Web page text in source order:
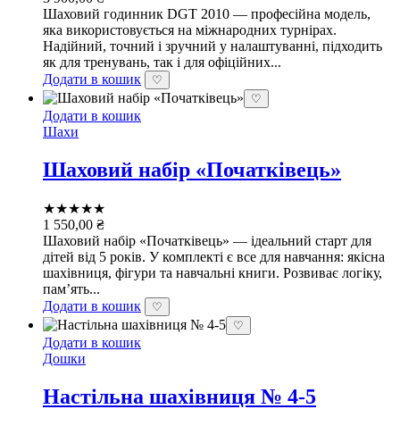
Шаховий годинник DGT 2010 — професійна модель,
яка використовується на міжнародних турнірах.
Надійний, точний і зручний у налаштуванні, підходить
як для тренувань, так і для офіційних...
Додати в кошик
♡
♡
Додати в кошик
Шахи
Шаховий набір «Початківець»
★★★★★
1 550,00 ₴
Шаховий набір «Початківець» — ідеальний старт для
дітей від 5 років. У комплекті є все для навчання: якісна
шахівниця, фігури та навчальні книги. Розвиває логіку,
пам’ять...
Додати в кошик
♡
♡
Додати в кошик
Дошки
Настільна шахівниця № 4-5